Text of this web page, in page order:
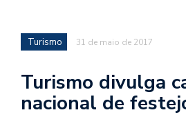
Turismo 31 de maio de 2017
Turismo divulga
nacional de